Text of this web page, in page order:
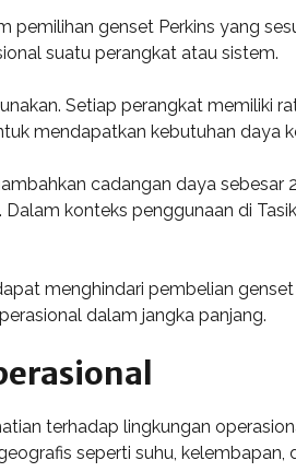
genset Perkins yang
suatu perangkat atau sistem.
Setiap perangkat memiliki
mendapatkan kebutuhan daya
cadangan daya sebesar
konteks penggunaan di
menghindari pembelian
dalam jangka panjang.
terhadap lingkungan
seperti suhu,